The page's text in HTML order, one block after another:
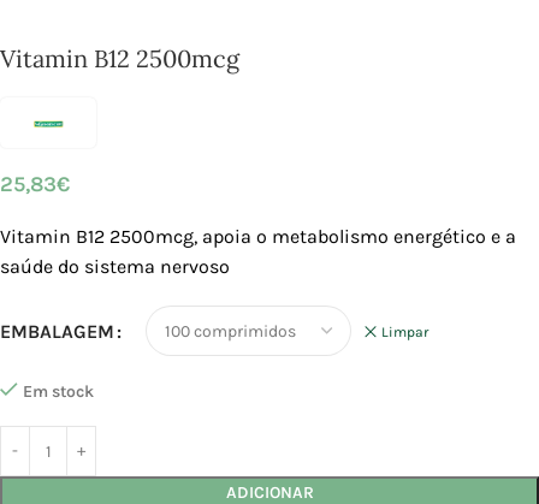
Vitamin B12 2500mcg
25,83€
Vitamin B12 2500mcg, apoia o metabolismo energético e a
saúde do sistema nervoso
EMBALAGEM Limpar
Em stock
ADICIONAR